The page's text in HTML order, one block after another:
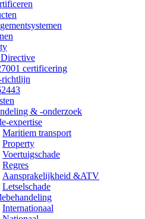
certificering
& -onderzoek
expertise
Maritiem transport
Property
Voertuigschade
Regres
Aansprakelijkheid &ATV
Letselschade
Internationaal